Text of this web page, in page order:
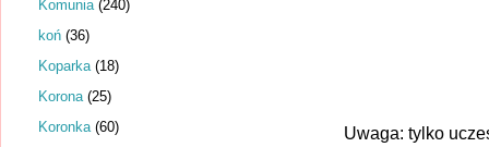
Uwaga: tylko
Komunia (240)
koń (36)
Koparka (18)
Korona (25)
Koronka (60)